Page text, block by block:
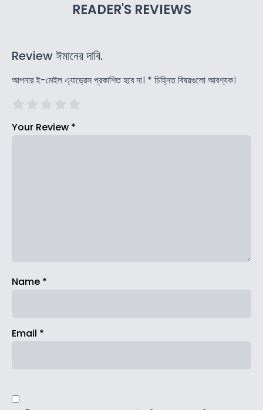
READER'S REVIEWS
Review ঈমানের দাবি.
আপনার ই-মেইল এ্যাড্রেস প্রকাশিত হবে না। * চিহ্নিত বিষয়গুলো আবশ্যক।
Your Review *
Name *
Email *